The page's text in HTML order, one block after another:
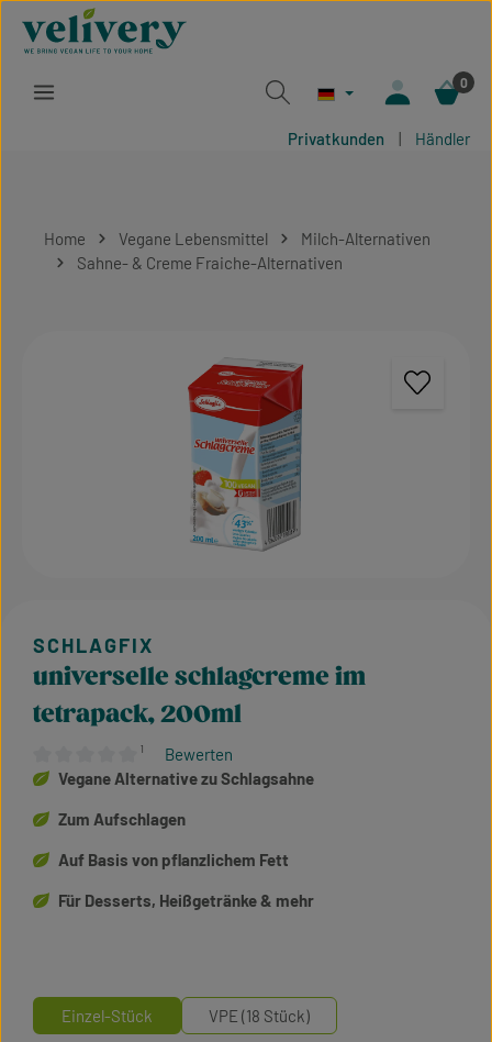
Zum Hauptinhalt springen
0
Privatkunden | Händler
Home Vegane Lebensmittel
Milch-Alternativen
Sahne- & Creme Fraiche-Alternativen
Durchschnittliche Bewertung von 0 von 5 Sternen
¹ Bewerten
universelle schlagcreme im
tetrapack, 200ml
Vegane Alternative zu Schlagsahne
Zum Aufschlagen
Auf Basis von pflanzlichem Fett
Für Desserts, Heißgetränke & mehr
Einzel-Stück VPE (18 Stück)